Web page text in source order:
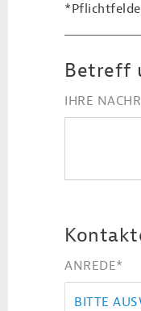
Betreff
IHRE
ANREDE*
BITTE